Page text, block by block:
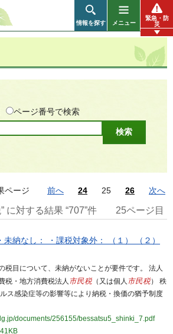
情報を探す メニュー
緊急・防
災
ページ番号で検索
ページ 前へ 24 25 26 次へ
に対する結果 “707”件 25ページ目
未納なし： ・課税対象外： （１） （２）
税目について、未納がないことが要件です。 法人
税・地方消費税法人 市民税 （又は個人 市民税） 秩
ス感染症等の影響等により納税・換価の猶予制度
documents/256155/bessatsu5_shinki_7.pdf